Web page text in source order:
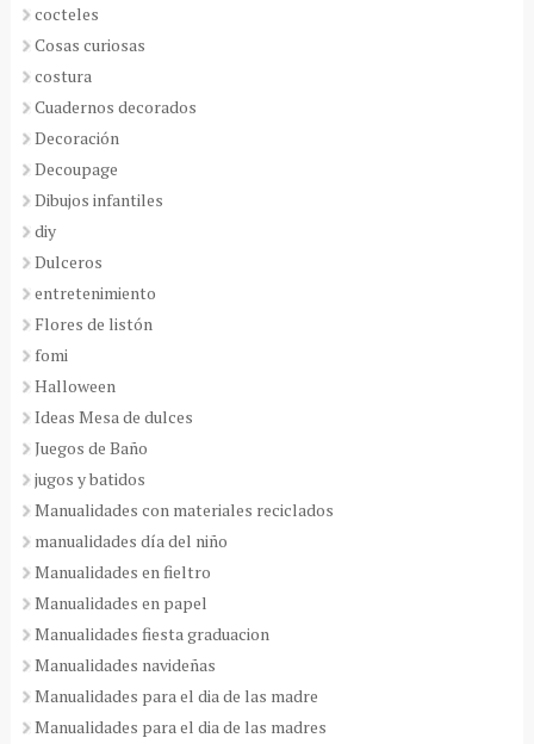
cocteles
Cosas curiosas
costura
Cuadernos decorados
Decoración
Decoupage
Dibujos infantiles
diy
Dulceros
entretenimiento
Flores de listón
fomi
Halloween
Ideas Mesa de dulces
Juegos de Baño
jugos y batidos
Manualidades con materiales reciclados
manualidades día del niño
Manualidades en fieltro
Manualidades en papel
Manualidades fiesta graduacion
Manualidades navideñas
Manualidades para el dia de las madre
Manualidades para el dia de las madres